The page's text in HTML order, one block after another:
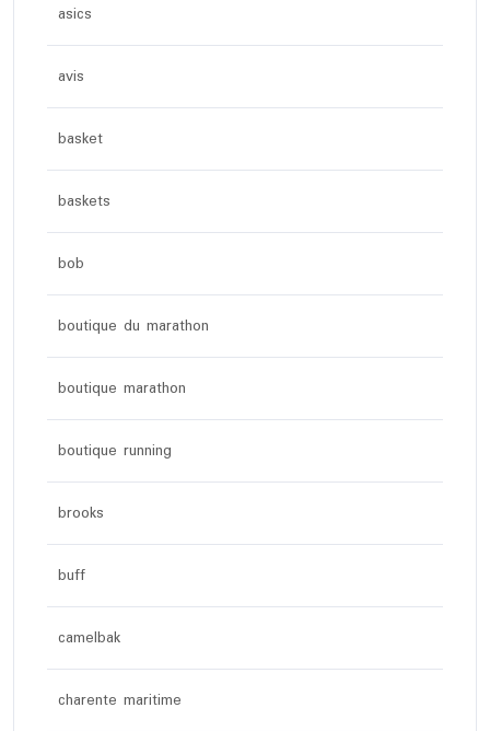
asics
avis
basket
baskets
bob
boutique du marathon
boutique marathon
boutique running
brooks
buff
camelbak
charente maritime